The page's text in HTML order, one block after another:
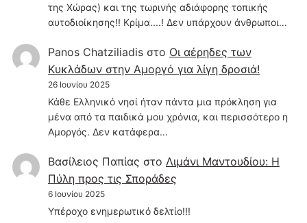
της Χώρας) και της τωρινής αδιάφορης τοπικής
αυτοδιοίκησης!! Κρίμα....! Δεν υπάρχουν άνθρωποι…
Panos Chatziliadisστο Οι αέρηδες των
Κυκλάδων στην Αμοργό για λίγη δροσιά!
26 Ιουνίου 2025
Κάθε Ελληνικό νησί ήταν πάντα μια πρόκληση για
μένα από τα παιδικά μου χρόνια, και περισσότερο η
Αμοργός. Δεν κατάφερα…
Βασίλειος Παπίας στο Λιμάνι Μαντουδίου: Η
Πύλη προς τις Σποράδες
6 Ιουνίου 2025
Υπέροχο ενημερωτικό δελτίο!!!